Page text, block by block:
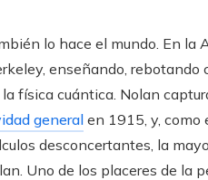
lo hace el mundo. En la
enseñando, rebotando
física cuántica. Nolan
general en 1915, y, como
desconcertantes, la
Uno de los placeres de la